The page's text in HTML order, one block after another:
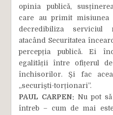
opinia publică,
care au primit
decredibiliza
atacând Securitatea
percepția publică. Ei
egalității între ofițerul
închisorilor. Și fac
„securiști-torționari”.
PAUL CARPEN: Nu pot
întreb – cum de mai